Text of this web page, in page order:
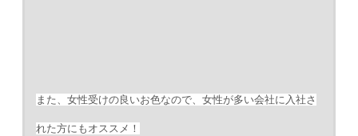
また、女性受けの良いお色なので、女性が多い会社に入社さ
れた方にもオススメ！